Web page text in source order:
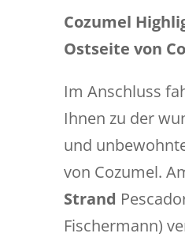
Cozumel
Ostseite von
Im Anschluss
Ihnen zu der
und
von Cozumel.
Strand
Fischermann)